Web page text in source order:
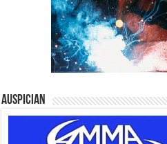
Auspician